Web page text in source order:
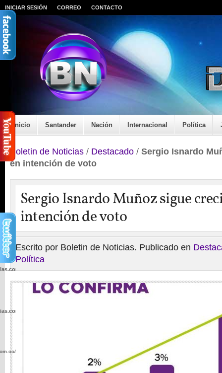
INICIAR SESIÓN CORREO CONTACTO
Inicio Santander Nación Internacional Política
Boletin de Noticias / Destacado / Sergio Isnardo
en intención de voto
Sergio Isnardo Muñoz sigue
intención de voto
Escrito por Boletin de Noticias. Publicado en
Política
wp-
wp-
wp-